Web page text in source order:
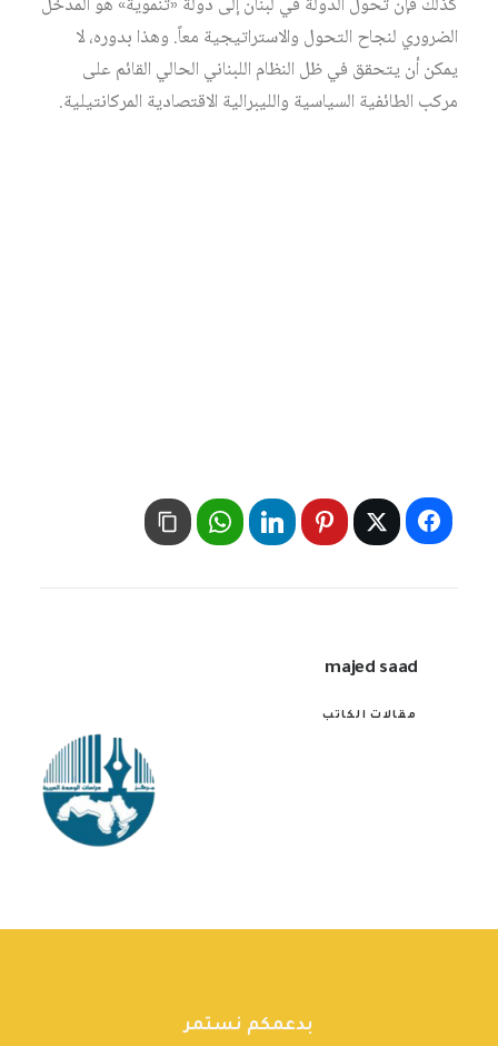
الضروري لنجاح التحول والاستراتيجية معاً. وهذا بدوره، لا
يمكن أن يتحقق في ظل النظام اللبناني الحالي القائم على
مركب الطائفية السياسية والليبرالية الاقتصادية المركانتيلية.
majed saad
مقالات الكاتب
بدعمكم نستمر